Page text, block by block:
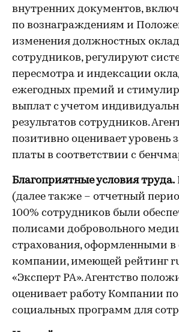
внутренних документов,
по вознаграждениям и
изменения должностных
сотрудников, регулируют
пересмотра и индексации
ежегодных премий и
выплат с учетом
результатов сотрудников.
позитивно оценивает уровень
платы в соответствии с
Благоприятные условия труда.
(далее также – отчетный
100% сотрудников были
полисами добровольного
страхования, оформленными в
компании, имеющей рейтинг
«Эксперт РА». Агентство
оценивает работу Компании
социальных программ для